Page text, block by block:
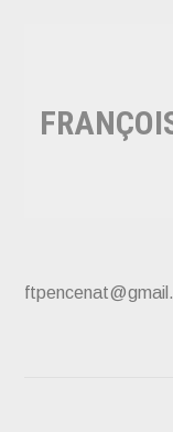
principal